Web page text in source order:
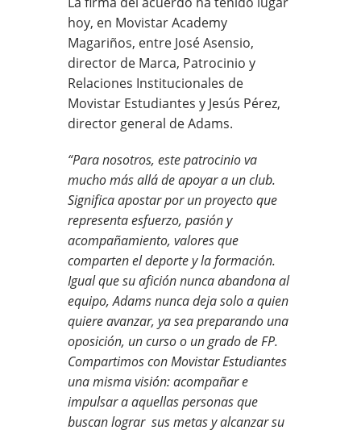
hoy, en Movistar Academy
Magariños, entre José Asensio,
director de Marca, Patrocinio y
Relaciones Institucionales de
Movistar Estudiantes y Jesús Pérez,
director general de Adams.
“Para nosotros, este patrocinio va
mucho más allá de apoyar a un club.
Significa apostar por un proyecto que
representa esfuerzo, pasión y
acompañamiento, valores que
comparten el deporte y la formación.
Igual que su afición nunca abandona al
equipo, Adams nunca deja solo a quien
quiere avanzar, ya sea preparando una
oposición, un curso o un grado de FP.
Compartimos con Movistar Estudiantes
una misma visión: acompañar e
impulsar a aquellas personas que
buscan lograr sus metas y alcanzar su